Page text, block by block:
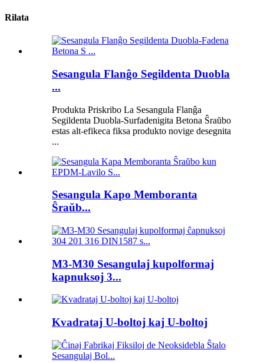
Rilata
Sesangula Flanĝo Segildenta Duobla
...
Produkta Priskribo La Sesangula Flanĝa
Segildenta Duobla-Surfadenigita Betona Ŝraŭbo
estas alt-efikeca fiksa produkto novige desegnita
...
Sesangula Kapo Memboranta
Ŝraŭb...
M3-M30 Sesangulaj kupolformaj
kapnuksoj 3...
Kvadrataj U-boltoj kaj U-boltoj